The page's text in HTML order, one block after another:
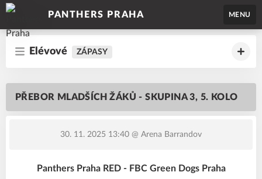
PANTHERS PRAHA MENU
Elévové ZÁPASY
PŘEBOR MLADŠÍCH ŽÁKŮ - SKUPINA 3, 5. KOLO
30. 11. 2025 13:40 @ Arena Barrandov
Panthers Praha RED - FBC Green Dogs Praha